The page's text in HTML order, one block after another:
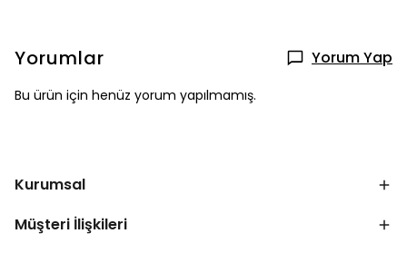
Yorumlar Yorum Yap
Bu ürün için henüz yorum yapılmamış.
Kurumsal
Müşteri İlişkileri